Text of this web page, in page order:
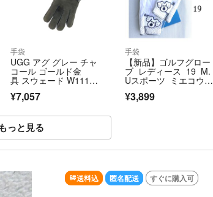
手袋
UGG アグ グレー チャ
コール ゴールド金
具 スウェード W1111
ース 603656 【中古】
¥7,057
手袋
【新品】ゴルフグロー
ブ レディース 19 M.
Uスポーツ ミエコウエ
¥3,899
っと見る
SOLD OUT
送料込 匿名配送 すぐに購入可